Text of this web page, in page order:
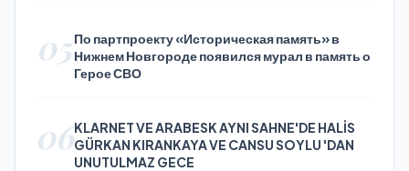
05По партпроекту «Историческая память» в
Нижнем Новгороде появился мурал в память о
Герое СВО
06KLARNET VE ARABESK AYNI SAHNE'DE HALİS
GÜRKAN KIRANKAYA VE CANSU SOYLU 'DAN
UNUTULMAZ GECE